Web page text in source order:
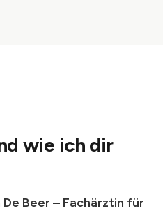
wie ich dir
Beer – Fachärztin für